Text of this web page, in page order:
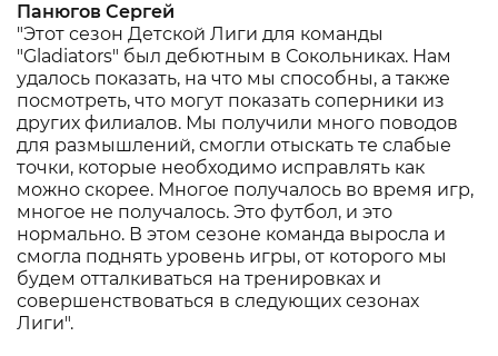
Панюгов Сергей
"Этот сезон Детской Лиги для команды
"Gladiators" был дебютным в Сокольниках. Нам
удалось показать, на что мы способны, а также
посмотреть, что могут показать соперники из
других филиалов. Мы получили много поводов
для размышлений, смогли отыскать те слабые
точки, которые необходимо исправлять как
можно скорее. Многое получалось во время игр,
многое не получалось. Это футбол, и это
нормально. В этом сезоне команда выросла и
смогла поднять уровень игры, от которого мы
будем отталкиваться на тренировках и
совершенствоваться в следующих сезонах
Лиги".